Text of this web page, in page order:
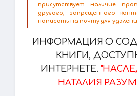
присутствует наличие
другого, запрещенного
написать на почту для
ИНФОРМАЦИЯ О
КНИГИ,
ИНТЕРНЕТЕ.
НАТАЛИЯ